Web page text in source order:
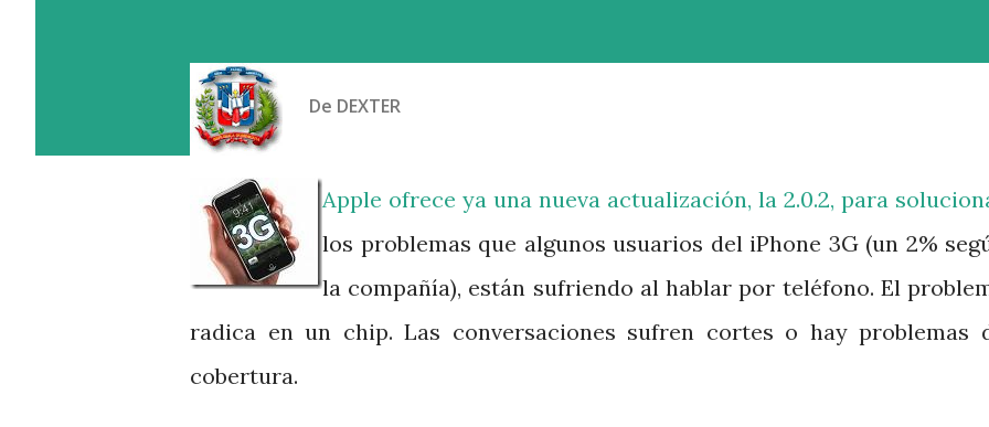
De DEXTER
Apple ofrece ya una nueva actualización, la 2.0.2, para
los problemas que algunos usuarios del iPhone 3G (un 2%
la compañía), están sufriendo al hablar por teléfono. El
radica en un chip. Las conversaciones sufren cortes o hay problemas
cobertura.